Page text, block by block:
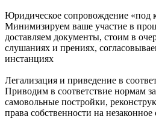
Юридическое сопровождение «под
Минимизируем ваше участие в
доставляем документы, стоим в
слушаниях и прениях,
инстанциях
Легализация и приведение в
Приводим в соответствие нормам
самовольные постройки,
права собственности на